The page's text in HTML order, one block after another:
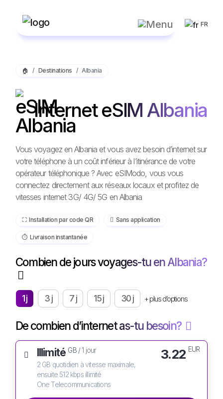
FR
🏠 Destinations Albania
Internet eSIM Albania
Vous voyagez en Albania et vous avez besoin d’internet sur
votre téléphone à un coût inférieur à l’itinérance de votre
opérateur téléphonique ? Avec eSIModo, vous vous
connectez directement aux réseaux locaux et profitez de
vitesses internet 3G/ 4G/ 5G en Albania
⛶️️ Installation par code QR ️ Sans application
⏱️️ Livraison instantanée
Combien de jours voyages-tu en Albania?
1 j 3 j 7 j 15 j 30 j + plus d’options
De combien d’internet as-tu besoin?
Illimité GB /1 jour
2 GB quotidien à vitesse maximale,
ensuite 512 kbps illimité
One Telecommunications
3.22 EUR